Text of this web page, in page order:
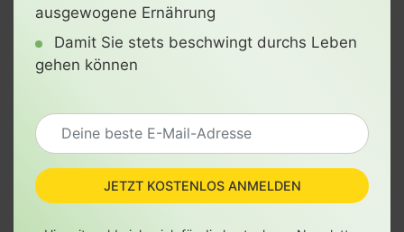
ausgewogene Ernährung
Damit Sie stets beschwingt durchs Leben
gehen können
JETZT KOSTENLOS ANMELDEN